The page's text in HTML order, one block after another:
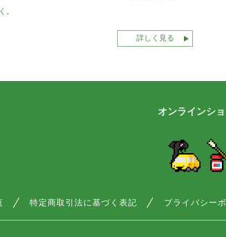
。
詳しく見る
オンラインシ
特定商取引法に基づく表記 プライバシー